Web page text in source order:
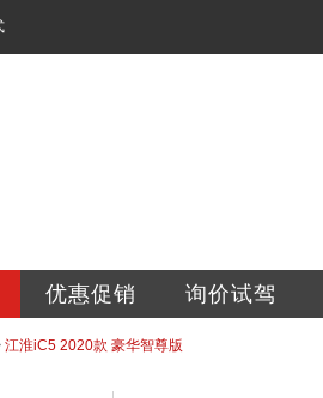
优惠促销 询价试驾
江淮iC5 2020款 豪华智尊版